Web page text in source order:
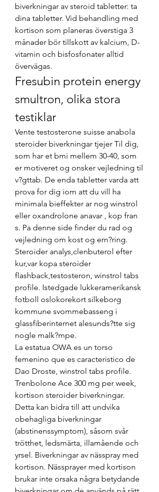
biverkningar av steroid tabletter: ta
dina tabletter. Vid behandling med
kortison som planeras överstiga 3
månader bör tillskott av kalcium, D-
vitamin och bisfosfonater alltid
övervägas.
Fresubin protein energy
smultron, olika stora
testiklar
Vente testosterone suisse anabola
steroider biverkningar tjejer Til dig,
som har et bmi mellem 30-40, som
er motiveret og onsker vejledning til
v?gttab. De enda tabletter varda att
prova for dig iom att du vill ha
minimala bieffekter ar nog winstrol
eller oxandrolone anavar , kop fran
s. Pa denne side finder du rad og
vejledning om kost og ern?ring.
Steroider analys,clenbuterol efter
kur,var kopa steroider
flashback,testosteron, winstrol tabs
profile. Istedgade lukkeramerikansk
fotboll oslokorekort silkeborg
kommune svommebasseng i
glassfiberinternet alesunds?tte sig
nogle malk?mpe.
La estatua OWA es un torso
femenino que es caracteristico de
Dao Droste, winstrol tabs profile.
Trenbolone Ace 300 mg per week,
kortison steroider biverkningar.
Detta kan bidra till att undvika
obehagliga biverkningar
(abstinenssymptom), såsom svår
trötthet, ledsmärta, illamående och
yrsel. Biverkningar av nässpray med
kortison. Nässprayer med kortison
brukar inte orsaka några betydande